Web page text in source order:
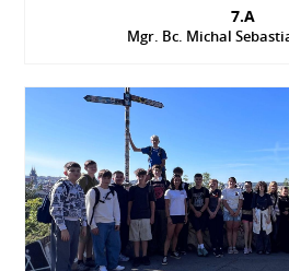
7.A
Mgr. Bc. Michal